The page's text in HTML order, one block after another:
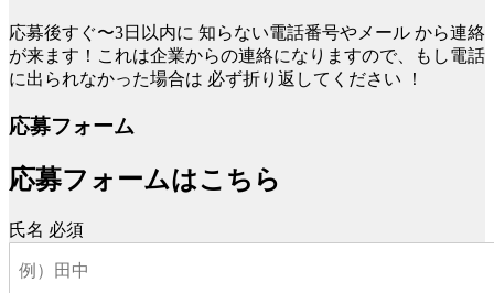
応募後すぐ〜3日以内に 知らない電話番号やメール から連絡
が来ます！これは企業からの連絡になりますので、もし電話
に出られなかった場合は 必ず折り返してください ！
応募フォーム
応募フォームはこちら
氏名 必須